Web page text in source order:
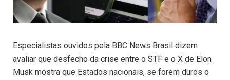
Especialistas ouvidos pela BBC News Brasil dizem
avaliar que desfecho da crise entre o STF e o X de Elon
Musk mostra que Estados nacionais, se forem duros o